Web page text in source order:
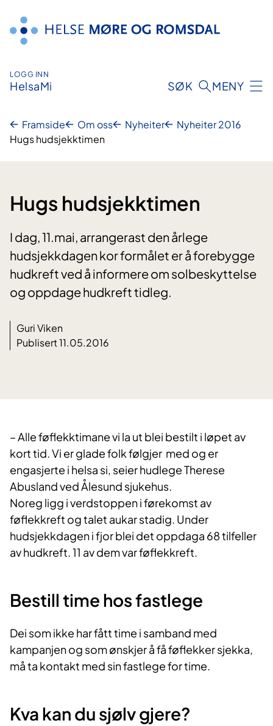
innhald
LOGG INN
HelsaMi SØK MENY
Framside Om oss Nyheiter
Nyheiter 2016
Hugs hudsjekktimen
Hugs hudsjekktimen
I dag, 11.mai, arrangerast den årlege
hudsjekkdagen kor formålet er å forebygge
hudkreft ved å informere om solbeskyttelse
og oppdage hudkreft tidleg.
Guri Viken
Publisert 11.05.2016
– Alle føflekktimane vi la ut blei bestilt i løpet av
kort tid. Vi er glade folk følgjer med og er
engasjerte i helsa si, seier hudlege Therese
Abusland ved Ålesund sjukehus.
Noreg ligg i verdstoppen i førekomst av
føflekkreft og talet aukar stadig. Under
hudsjekkdagen i fjor blei det oppdaga 68 tilfeller
av hudkreft. 11 av dem var føflekkreft.
Bestill time hos fastlege
Dei som ikke har fått time i samband med
kampanjen og som ønskjer å få føflekker sjekka,
må ta kontakt med sin fastlege for time.
Kva kan du sjølv gjere?